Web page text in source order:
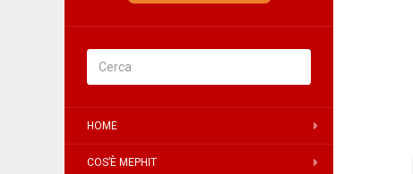
HOME
COS’È MEPHIT